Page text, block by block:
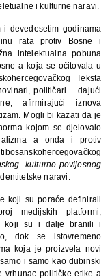
i kulturne naravi.
devedesetim godinama
rata protiv Bosne i
intelektualna pobuna
a koja se očitovala u
Teksta
političari… dajući
afirmirajući iznova
Mogli bi kazati da je
kojom se djelovalo
a onda i protiv
kulturno-povijesnog
naravi.
koji su poraće definirali
medijskih platformi,
koji su i dalje branili i
dok se istovremeno
koja je proizvela novi
i samo kao dubinski
vrhunac političke etike a